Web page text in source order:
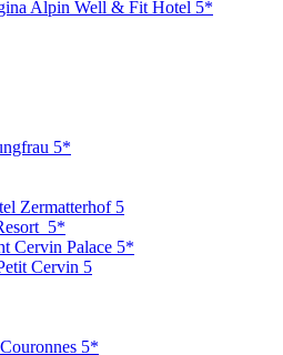
Alpin Well & Fit Hotel 5*
5*
Zermatterhof 5
5*
Cervin Palace 5*
Cervin 5
5*